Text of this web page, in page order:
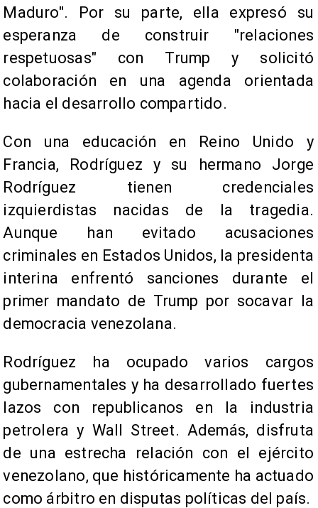
Maduro". Por su parte, ella expresó su
esperanza de construir "relaciones
respetuosas" con Trump y solicitó
colaboración en una agenda orientada
hacia el desarrollo compartido.
Con una educación en Reino Unido y
Francia, Rodríguez y su hermano Jorge
Rodríguez tienen credenciales
izquierdistas nacidas de la tragedia.
Aunque han evitado acusaciones
criminales en Estados Unidos, la presidenta
interina enfrentó sanciones durante el
primer mandato de Trump por socavar la
democracia venezolana.
Rodríguez ha ocupado varios cargos
gubernamentales y ha desarrollado fuertes
lazos con republicanos en la industria
petrolera y Wall Street. Además, disfruta
de una estrecha relación con el ejército
venezolano, que históricamente ha actuado
como árbitro en disputas políticas del país.